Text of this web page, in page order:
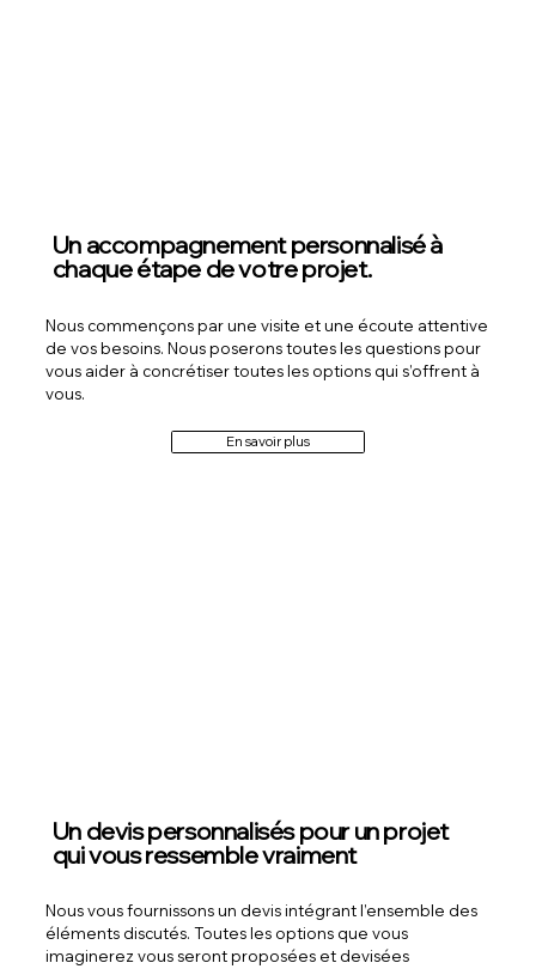
Un accompagnement personnalisé à
chaque étape de votre projet.
Nous commençons par une visite et une écoute attentive
de vos besoins. Nous poserons toutes les questions pour
vous aider à concrétiser toutes les options qui s’offrent à
vous.
En savoir plus
Un devis personnalisés pour un projet
qui vous ressemble vraiment
Nous vous fournissons un devis intégrant l’ensemble des
éléments discutés. Toutes les options que vous
imaginerez vous seront proposées et devisées